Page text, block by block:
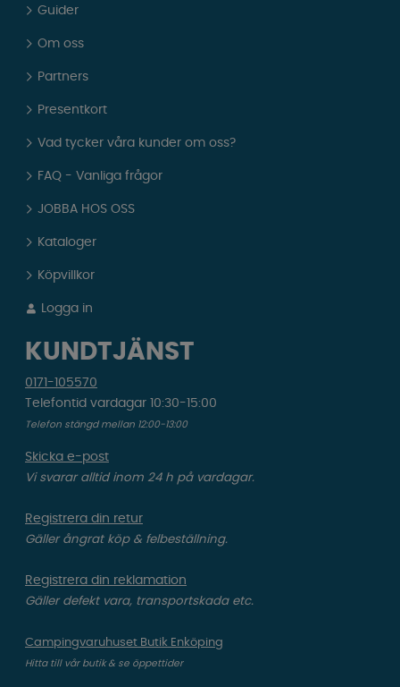
Guider
Om oss
Partners
Presentkort
Vad tycker våra kunder om oss?
FAQ - Vanliga frågor
JOBBA HOS OSS
Kataloger
Köpvillkor
Logga in
KUNDTJÄNST
0171-105570
Telefontid vardagar 10:30-15:00
Telefon stängd mellan 12:00-13:00
Skicka e-post
Vi svarar alltid inom 24 h på vardagar.
Registrera din retur
Gäller ångrat köp & felbeställning.
Registrera din reklamation
Gäller defekt vara, transportskada etc.
Campingvaruhuset Butik Enköping
Hitta till vår butik & se öppettider